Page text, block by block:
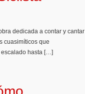
dedicada a contar y cantar
cuasimíticos que
escalado hasta […]